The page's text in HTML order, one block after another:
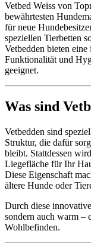
Vetbed Weiss von
bewährtesten
für neue
speziellen Tierbetten
Vetbedden bieten
Funktionalität und
geeignet.
Was sind
Vetbedden sind
Struktur, die dafür
bleibt. Stattdessen
Liegefläche für Ihr
Diese Eigenschaft
ältere Hunde oder
Durch diese
sondern auch warm –
Wohlbefinden.